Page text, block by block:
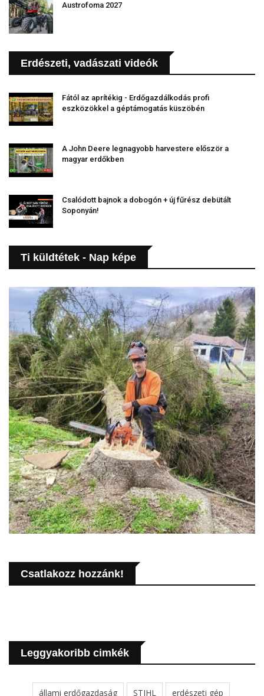
Austrofoma 2027
Erdészeti, vadászati videók
Fától az aprítékig - Erdőgazdálkodás profi
eszközökkel a géptámogatás küszöbén
A John Deere legnagyobb harvestere először a
magyar erdőkben
Csalódott bajnok a dobogón + új fűrész debütált
Soponyán!
Ti küldtétek - Nap képe
Csatlakozz hozzánk!
Leggyakoribb cimkék
állami erdőgazdaság STIHL erdészeti gép